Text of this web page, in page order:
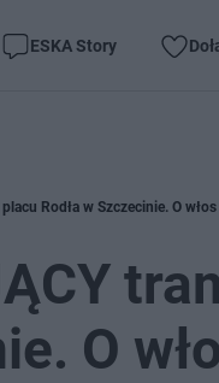
ESKA Story
Rodła w Szczecinie. O
O